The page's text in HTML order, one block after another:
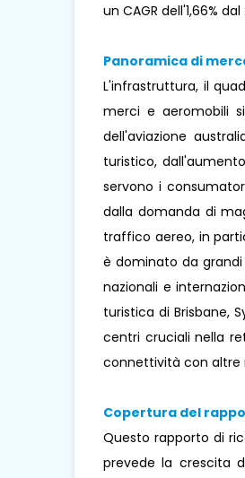
un CAGR dell'1,66%
Panoramica di
L'infrastruttura, il
merci e aeromobili
dell'aviazione
turistico,
servono i
dalla domanda di
traffico aereo, in
è dominato da
nazionali e
turistica di Brisbane,
centri cruciali nella
connettività con altre
Copertura del
Questo rapporto di
prevede la crescita